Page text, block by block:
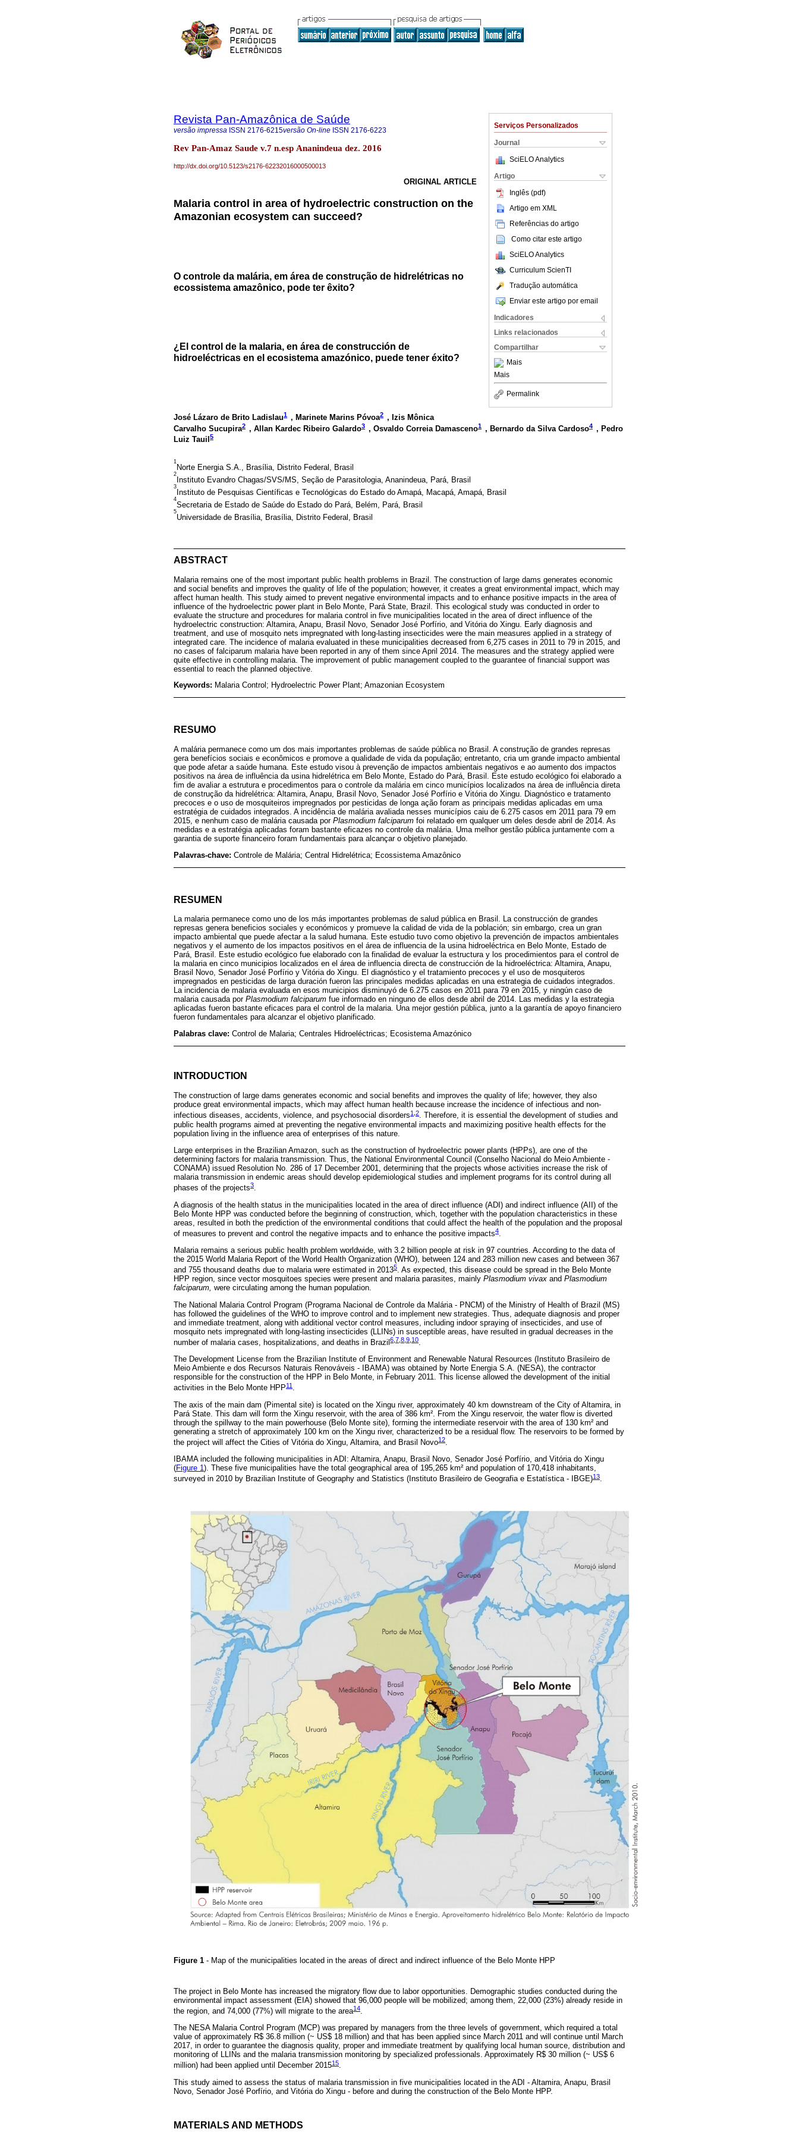
Serviços Personalizados
Journal
SciELO Analytics
Artigo
Inglês (pdf)
Artigo em XML
Referências do artigo
Como citar este artigo
SciELO Analytics
Curriculum ScienTI
Tradução automática
Enviar este artigo por email
Indicadores
Links relacionados
Compartilhar
Mais
Mais
Permalink
Revista Pan-Amazônica de Saúde
versão impressa ISSN 2176-6215versão On-line ISSN 2176-6223
Rev Pan-Amaz Saude v.7 n.esp Ananindeua dez. 2016
http://dx.doi.org/10.5123/s2176-62232016000500013
ORIGINAL ARTICLE
Malaria control in area of hydroelectric construction on the
Amazonian ecosystem can succeed?
O controle da malária, em área de construção de hidrelétricas no
ecossistema amazônico, pode ter êxito?
¿El control de la malaria, en área de construcción de
hidroeléctricas en el ecosistema amazónico, puede tener éxito?
José Lázaro de Brito Ladislau1 , Marinete Marins Póvoa2 , Izis Mônica
Carvalho Sucupira2 , Allan Kardec Ribeiro Galardo3 , Osvaldo Correia Damasceno1 , Bernardo da Silva Cardoso4 , Pedro
Luiz Tauil 5
1
Norte Energia S.A., Brasília, Distrito Federal, Brasil
2
Instituto Evandro Chagas/SVS/MS, Seção de Parasitologia, Ananindeua, Pará, Brasil
3
Instituto de Pesquisas Científicas e Tecnológicas do Estado do Amapá, Macapá, Amapá, Brasil
4
Secretaria de Estado de Saúde do Estado do Pará, Belém, Pará, Brasil
5
Universidade de Brasília, Brasília, Distrito Federal, Brasil
ABSTRACT
Malaria remains one of the most important public health problems in Brazil. The construction of large dams generates economic
and social benefits and improves the quality of life of the population; however, it creates a great environmental impact, which may
affect human health. This study aimed to prevent negative environmental impacts and to enhance positive impacts in the area of
influence of the hydroelectric power plant in Belo Monte, Pará State, Brazil. This ecological study was conducted in order to
evaluate the structure and procedures for malaria control in five municipalities located in the area of direct influence of the
hydroelectric construction: Altamira, Anapu, Brasil Novo, Senador José Porfírio, and Vitória do Xingu. Early diagnosis and
treatment, and use of mosquito nets impregnated with long-lasting insecticides were the main measures applied in a strategy of
integrated care. The incidence of malaria evaluated in these municipalities decreased from 6,275 cases in 2011 to 79 in 2015, and
no cases of falciparum malaria have been reported in any of them since April 2014. The measures and the strategy applied were
quite effective in controlling malaria. The improvement of public management coupled to the guarantee of financial support was
essential to reach the planned objective.
Keywords: Malaria Control; Hydroelectric Power Plant; Amazonian Ecosystem
RESUMO
A malária permanece como um dos mais importantes problemas de saúde pública no Brasil. A construção de grandes represas
gera benefícios sociais e econômicos e promove a qualidade de vida da população; entretanto, cria um grande impacto ambiental
que pode afetar a saúde humana. Este estudo visou à prevenção de impactos ambientais negativos e ao aumento dos impactos
positivos na área de influência da usina hidrelétrica em Belo Monte, Estado do Pará, Brasil. Este estudo ecológico foi elaborado a
fim de avaliar a estrutura e procedimentos para o controle da malária em cinco municípios localizados na área de influência direta
de construção da hidrelétrica: Altamira, Anapu, Brasil Novo, Senador José Porfírio e Vitória do Xingu. Diagnóstico e tratamento
precoces e o uso de mosquiteiros impregnados por pesticidas de longa ação foram as principais medidas aplicadas em uma
estratégia de cuidados integrados. A incidência de malária avaliada nesses municípios caiu de 6.275 casos em 2011 para 79 em
2015, e nenhum caso de malária causada por Plasmodium falciparum foi relatado em qualquer um deles desde abril de 2014. As
medidas e a estratégia aplicadas foram bastante eficazes no controle da malária. Uma melhor gestão pública juntamente com a
garantia de suporte financeiro foram fundamentais para alcançar o objetivo planejado.
Palavras-chave: Controle de Malária; Central Hidrelétrica; Ecossistema Amazônico
RESUMEN
La malaria permanece como uno de los más importantes problemas de salud pública en Brasil. La construcción de grandes
represas genera beneficios sociales y económicos y promueve la calidad de vida de la población; sin embargo, crea un gran
impacto ambiental que puede afectar a la salud humana. Este estudio tuvo como objetivo la prevención de impactos ambientales
negativos y el aumento de los impactos positivos en el área de influencia de la usina hidroeléctrica en Belo Monte, Estado de
Pará, Brasil. Este estudio ecológico fue elaborado con la finalidad de evaluar la estructura y los procedimientos para el control de
la malaria en cinco municipios localizados en el área de influencia directa de construcción de la hidroeléctrica: Altamira, Anapu,
Brasil Novo, Senador José Porfírio y Vitória do Xingu. El diagnóstico y el tratamiento precoces y el uso de mosquiteros
impregnados en pesticidas de larga duración fueron las principales medidas aplicadas en una estrategia de cuidados integrados.
La incidencia de malaria evaluada en esos municipios disminuyó de 6.275 casos en 2011 para 79 en 2015, y ningún caso de
malaria causada por Plasmodium falciparum fue informado en ninguno de ellos desde abril de 2014. Las medidas y la estrategia
aplicadas fueron bastante eficaces para el control de la malaria. Una mejor gestión pública, junto a la garantía de apoyo financiero
fueron fundamentales para alcanzar el objetivo planificado.
Palabras clave: Control de Malaria; Centrales Hidroeléctricas; Ecosistema Amazónico
INTRODUCTION
The construction of large dams generates economic and social benefits and improves the quality of life; however, they also
produce great environmental impacts, which may affect human health because increase the incidence of infectious and non-
infectious diseases, accidents, violence, and psychosocial disorders1 2. Therefore, it is essential the development of studies and
public health programs aimed at preventing the negative environmental impacts and maximizing positive health effects for the
population living in the influence area of enterprises of this nature.
Large enterprises in the Brazilian Amazon, such as the construction of hydroelectric power plants (HPPs), are one of the
determining factors for malaria transmission. Thus, the National Environmental Council (Conselho Nacional do Meio Ambiente -
CONAMA) issued Resolution No. 286 of 17 December 2001, determining that the projects whose activities increase the risk of
malaria transmission in endemic areas should develop epidemiological studies and implement programs for its control during all
phases of the projects3.
A diagnosis of the health status in the municipalities located in the area of direct influence (ADI) and indirect influence (AII) of the
Belo Monte HPP was conducted before the beginning of construction, which, together with the population characteristics in these
areas, resulted in both the prediction of the environmental conditions that could affect the health of the population and the proposal
of measures to prevent and control the negative impacts and to enhance the positive impacts4
Malaria remains a serious public health problem worldwide, with 3.2 billion people at risk in 97 countries. According to the data of
the 2015 World Malaria Report of the World Health Organization (WHO), between 124 and 283 million new cases and between 367
and 755 thousand deaths due to malaria were estimated in 20135. As expected, this disease could be spread in the Belo Monte
HPP region, since vector mosquitoes species were present and malaria parasites, mainly Plasmodium vivax and Plasmodium
falciparum, were circulating among the human population.
The National Malaria Control Program (Programa Nacional de Controle da Malária - PNCM) of the Ministry of Health of Brazil (MS)
has followed the guidelines of the WHO to improve control and to implement new strategies. Thus, adequate diagnosis and proper
and immediate treatment, along with additional vector control measures, including indoor spraying of insecticides, and use of
mosquito nets impregnated with long-lasting insecticides (LLINs) in susceptible areas, have resulted in gradual decreases in the
number of malaria cases, hospitalizations, and deaths in Brazil 6 7 8 9 10.
The Development License from the Brazilian Institute of Environment and Renewable Natural Resources (Instituto Brasileiro de
Meio Ambiente e dos Recursos Naturais Renováveis - IBAMA) was obtained by Norte Energia S.A. (NESA), the contractor
responsible for the construction of the HPP in Belo Monte, in February 2011. This license allowed the development of the initial
activities in the Belo Monte HPP11 .
The axis of the main dam (Pimental site) is located on the Xingu river, approximately 40 km downstream of the City of Altamira, in
Pará State. This dam will form the Xingu reservoir, with the area of 386 km². From the Xingu reservoir, the water flow is diverted
through the spillway to the main powerhouse (Belo Monte site), forming the intermediate reservoir with the area of 130 km² and
generating a stretch of approximately 100 km on the Xingu river, characterized to be a residual flow. The reservoirs to be formed by
the project will affect the Cities of Vitória do Xingu, Altamira, and Brasil Novo12.
IBAMA included the following municipalities in ADI: Altamira, Anapu, Brasil Novo, Senador José Porfírio, and Vitória do Xingu
(Figure 1). These five municipalities have the total geographical area of 195,265 km² and population of 170,418 inhabitants,
surveyed in 2010 by Brazilian Institute of Geography and Statistics (Instituto Brasileiro de Geografia e Estatística - IBGE)13.
Figure 1 - Map of the municipalities located in the areas of direct and indirect influence of the Belo Monte HPP
The project in Belo Monte has increased the migratory flow due to labor opportunities. Demographic studies conducted during the
environmental impact assessment (EIA) showed that 96,000 people will be mobilized; among them, 22,000 (23%) already reside in
the region, and 74,000 (77%) will migrate to the area14.
The NESA Malaria Control Program (MCP) was prepared by managers from the three levels of government, which required a total
value of approximately R$ 36.8 million (~ US$ 18 million) and that has been applied since March 2011 and will continue until March
2017, in order to guarantee the diagnosis quality, proper and immediate treatment by qualifying local human source, distribution and
monitoring of LLINs and the malaria transmission monitoring by specialized professionals. Approximately R$ 30 million (~ US$ 6
million) had been applied until December 201515.
This study aimed to assess the status of malaria transmission in five municipalities located in the ADI - Altamira, Anapu, Brasil
Novo, Senador José Porfírio, and Vitória do Xingu - before and during the construction of the Belo Monte HPP.
MATERIALS AND METHODS